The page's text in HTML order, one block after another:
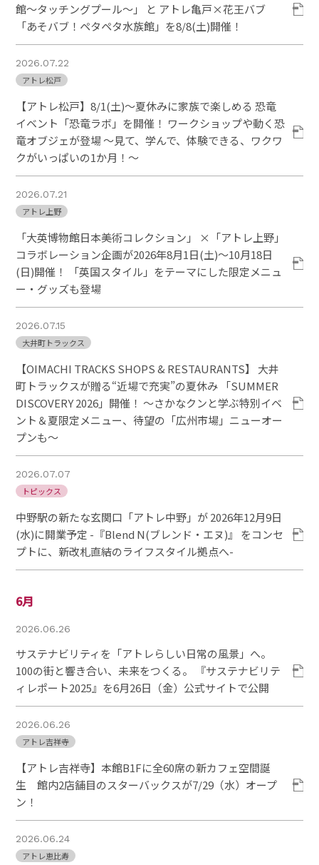
館～タッチングプール～」 と アトレ亀戸×花王バブ
「あそバブ！ペタペタ水族館」を8/8(土)開催！
2026.07.22
アトレ松戸
【アトレ松戸】8/1(土)～夏休みに家族で楽しめる 恐竜
イベント「恐竜ラボ」を開催！ ワークショップや動く恐
竜オブジェが登場 ～見て、学んで、体験できる、ワクワ
クがいっぱいの1か月！～
2026.07.21
アトレ上野
「大英博物館日本美術コレクション」 ×「アトレ上野」
コラボレーション企画が2026年8月1日(土)～10月18日
(日)開催！ 「英国スタイル」をテーマにした限定メニュ
ー・グッズも登場
2026.07.15
大井町トラックス
【OIMACHI TRACKS SHOPS & RESTAURANTS】 大井
町トラックスが贈る“近場で充実”の夏休み 「SUMMER
DISCOVERY 2026」開催！ ～さかなクンと学ぶ特別イベ
ント＆夏限定メニュー、待望の「広州市場」ニューオー
プンも～
2026.07.07
トピックス
中野駅の新たな玄関口「アトレ中野」が 2026年12月9日
(水)に開業予定 -『Blend N(ブレンド・エヌ)』 をコンセ
プトに、新改札直結のライフスタイル拠点へ-
6月
2026.06.26
サステナビリティを「アトレらしい日常の風景」へ。
100の街と響き合い、未来をつくる。 『サステナビリテ
ィレポート2025』を6月26日（金）公式サイトで公開
2026.06.26
アトレ吉祥寺
【アトレ吉祥寺】本館B1Fに全60席の新カフェ空間誕
生 館内2店舗目のスターバックスが7/29（水）オープ
ン！
2026.06.24
アトレ恵比寿